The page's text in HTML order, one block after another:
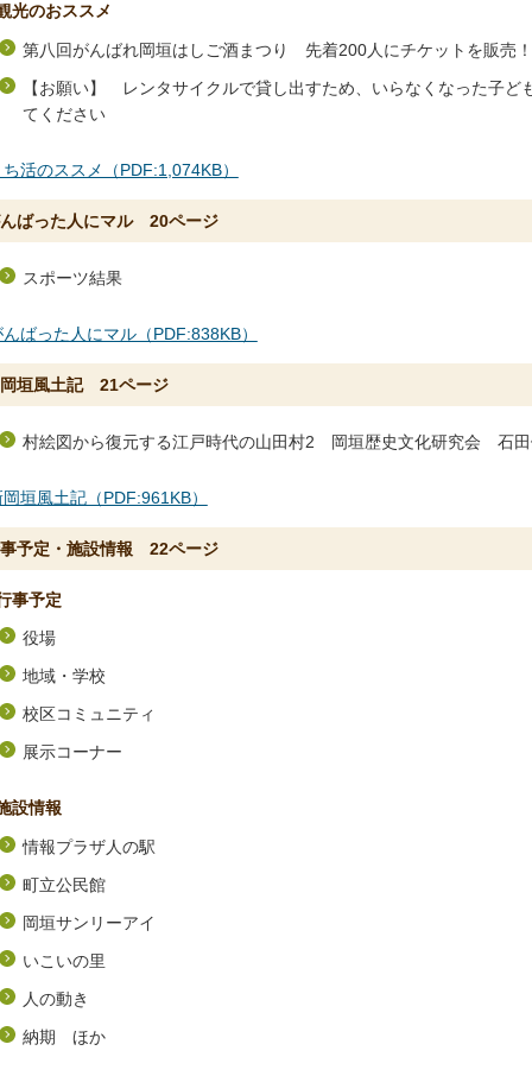
光のおススメ
第八回がんばれ岡垣はしご酒まつり 先着200人にチケットを販売
【お願い】 レンタサイクルで貸し出すため、いらなくなった子ど
てください
活のススメ（PDF:1,074KB）
ばった人にマル 20ページ
スポーツ結果
ばった人にマル（PDF:838KB）
垣風土記 21ページ
村絵図から復元する江戸時代の山田村2 岡垣歴史文化研究会 石田
垣風土記（PDF:961KB）
予定・施設情報 22ページ
事予定
役場
地域・学校
校区コミュニティ
展示コーナー
設情報
情報プラザ人の駅
町立公民館
岡垣サンリーアイ
いこいの里
人の動き
納期 ほか